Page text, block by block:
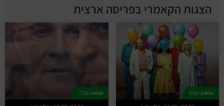
הצגות הקאמרי בפריסה ארצית
240₪
240₪
75₪